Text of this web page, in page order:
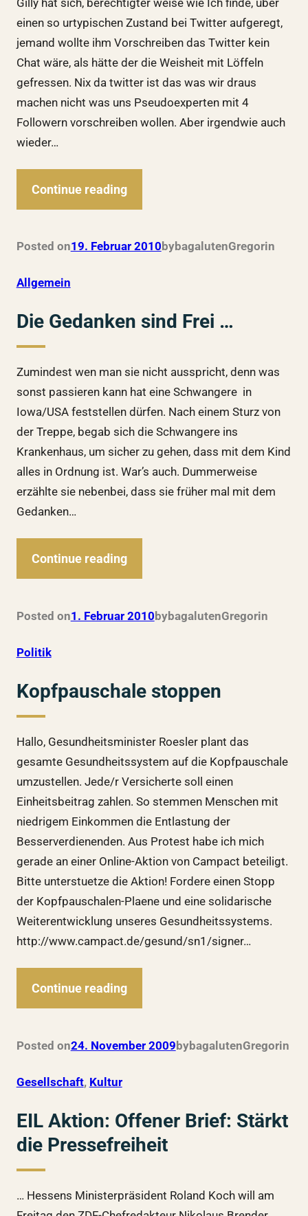
einen so urtypischen Zustand bei Twitter aufgeregt,
jemand wollte ihm Vorschreiben das Twitter kein
Chat wäre, als hätte der die Weisheit mit Löffeln
gefressen. Nix da twitter ist das was wir draus
machen nicht was uns Pseudoexperten mit 4
Followern vorschreiben wollen. Aber irgendwie auch
wieder…
Continue reading
Posted on19. Februar 2010 bybagalutenGregorin
Allgemein
Die Gedanken sind Frei …
Zumindest wen man sie nicht ausspricht, denn was
sonst passieren kann hat eine Schwangere in
Iowa/USA feststellen dürfen. Nach einem Sturz von
der Treppe, begab sich die Schwangere ins
Krankenhaus, um sicher zu gehen, dass mit dem Kind
alles in Ordnung ist. War’s auch. Dummerweise
erzählte sie nebenbei, dass sie früher mal mit dem
Gedanken…
Continue reading
Posted on1. Februar 2010 bybagalutenGregorin
Politik
Kopfpauschale stoppen
Hallo, Gesundheitsminister Roesler plant das
gesamte Gesundheitssystem auf die Kopfpauschale
umzustellen. Jede/r Versicherte soll einen
Einheitsbeitrag zahlen. So stemmen Menschen mit
niedrigem Einkommen die Entlastung der
Besserverdienenden. Aus Protest habe ich mich
gerade an einer Online-Aktion von Campact beteiligt.
Bitte unterstuetze die Aktion! Fordere einen Stopp
der Kopfpauschalen-Plaene und eine solidarische
Weiterentwicklung unseres Gesundheitssystems.
http://www.campact.de/gesund/sn1/signer…
Continue reading
Posted on24. November 2009bybagalutenGregorin
Gesellschaft, Kultur
EIL Aktion: Offener Brief: Stärkt
die Pressefreiheit
… Hessens Ministerpräsident Roland Koch will am